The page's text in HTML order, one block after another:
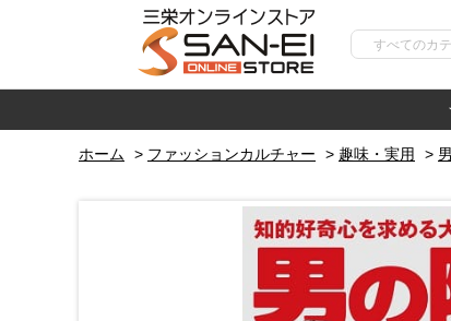
ホーム > ファッションカルチャー > 趣味・実用 >